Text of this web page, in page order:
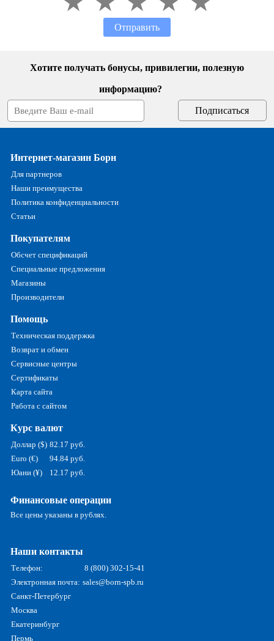
Отправить
Хотите получать бонусы, привилегии, полезную
информацию?
Интернет-магазин Борн
Для партнеров
Наши преимущества
Политика конфиденциальности
Статьи
Покупателям
Обсчет спецификаций
Специальные предложения
Магазины
Производители
Помощь
Техническая поддержка
Возврат и обмен
Сервисные центры
Сертификаты
Карта сайта
Работа с сайтом
Курс валют
Доллар ($) 82.17 руб.
Euro (€)
94.84 руб.
Юани (¥)
12.17 руб.
Финансовые операции
Все цены указаны в рублях.
Наши контакты
Телефон:
8 (800) 302-15-41
Электронная почта: sales@born-spb.ru
Санкт-Петербург
Москва
Екатеринбург
Пермь